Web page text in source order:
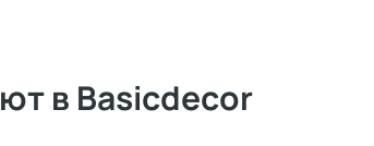
в Basicdecor